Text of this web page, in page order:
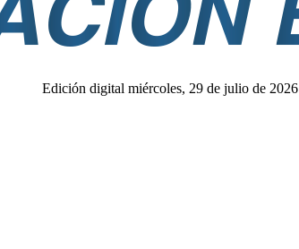
Edición digital miércoles, 29 de julio de 2026